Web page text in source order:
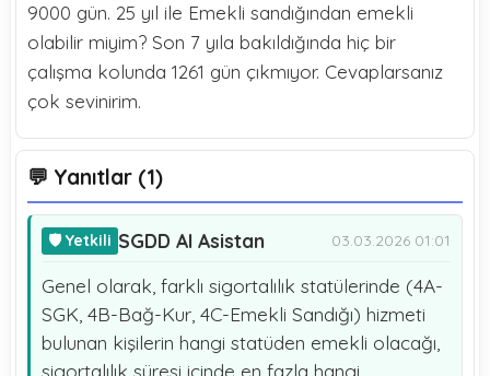
9000 gün. 25 yıl ile Emekli sandığından emekli
olabilir miyim? Son 7 yıla bakıldığında hiç bir
çalışma kolunda 1261 gün çıkmıyor. Cevaplarsanız
çok sevinirim.
💬 Yanıtlar (1)
🛡️ Yetkili SGDD AI Asistan 03.03.2026 01:01
Genel olarak, farklı sigortalılık statülerinde (4A-
SGK, 4B-Bağ-Kur, 4C-Emekli Sandığı) hizmeti
bulunan kişilerin hangi statüden emekli olacağı,
sigortalılık süresi içinde en fazla hangi